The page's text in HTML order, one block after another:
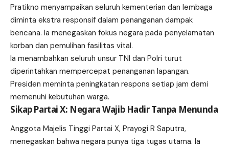
Pratikno menyampaikan seluruh kementerian dan lembaga
diminta ekstra responsif dalam penanganan dampak
bencana. Ia menegaskan fokus negara pada penyelamatan
korban dan pemulihan fasilitas vital.
Ia menambahkan seluruh unsur TNI dan Polri turut
diperintahkan mempercepat penanganan lapangan.
Presiden meminta peningkatan respons setiap jam demi
memenuhi kebutuhan warga.
Sikap Partai X: Negara Wajib Hadir Tanpa Menunda
Anggota Majelis Tinggi Partai X, Prayogi R Saputra,
menegaskan bahwa negara punya tiga tugas utama. Ia